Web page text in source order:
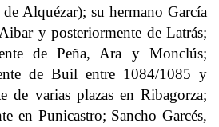
Alquézar); su hermano García
y posteriormente de Latrás;
de Peña, Ara y Monclús;
de Buil entre 1084/1085 y
de varias plazas en Ribagorza;
en Punicastro; Sancho Garcés,